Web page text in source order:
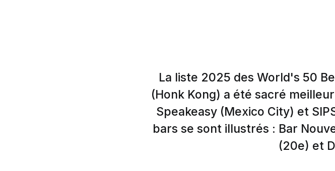
La liste 2025 des World's 50
(Honk Kong) a été sacré
Speakeasy (Mexico City) et
bars se sont illustrés : Bar
(20e) et